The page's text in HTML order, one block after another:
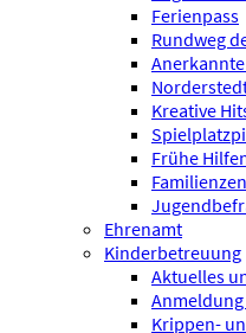
Ferienpass
Rundweg
Kreative
Frühe
Ehrenamt
Kinderbetreuung
Aktuelles
Krippen-